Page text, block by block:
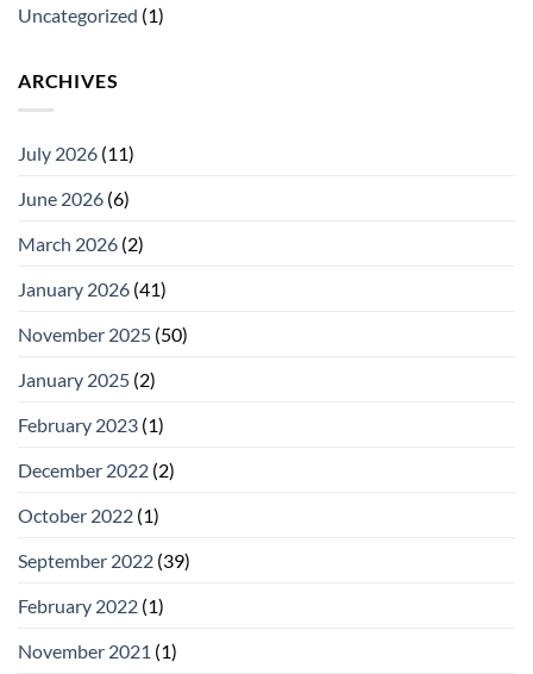
Uncategorized (1)
ARCHIVES
July 2026 (11)
June 2026 (6)
March 2026 (2)
January 2026 (41)
November 2025 (50)
January 2025 (2)
February 2023 (1)
December 2022 (2)
October 2022 (1)
September 2022 (39)
February 2022 (1)
November 2021 (1)